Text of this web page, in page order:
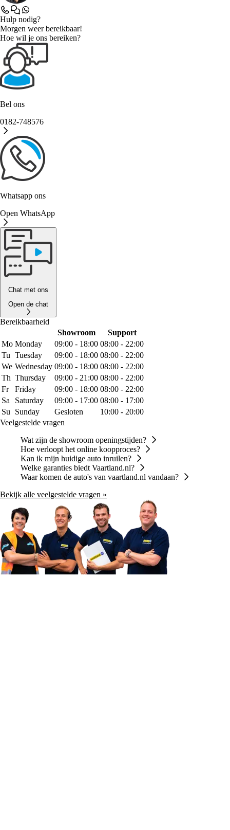
Hulp nodig?
Morgen weer bereikbaar!
Hoe wil je ons bereiken?
Bel ons
0182-748576
Whatsapp ons
Open WhatsApp
Chat met ons
Open de chat
Bereikbaarheid
Showroom
Support
Mo Monday 09:00 - 18:00 08:00 - 22:00
Tu Tuesday 09:00 - 18:00 08:00 - 22:00
We Wednesday 09:00 - 18:00 08:00 - 22:00
Th Thursday 09:00 - 21:00 08:00 - 22:00
Fr
Friday 09:00 - 18:00 08:00 - 22:00
Sa
Saturday 09:00 - 17:00 08:00 - 17:00
Su
Sunday Gesloten
10:00 - 20:00
Veelgestelde vragen
Wat zijn de showroom openingstijden?
Hoe verloopt het online koopproces?
Kan ik mijn huidige auto inruilen?
Welke garanties biedt Vaartland.nl?
Waar komen de auto's van vaartland.nl vandaan?
Bekijk alle veelgestelde vragen »